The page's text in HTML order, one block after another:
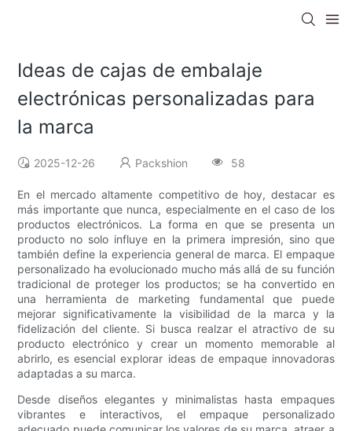
Ideas de cajas de embalaje
electrónicas personalizadas para
la marca
2025-12-26 Packshion 58
En el mercado altamente competitivo de hoy, destacar es
más importante que nunca, especialmente en el caso de los
productos electrónicos. La forma en que se presenta un
producto no solo influye en la primera impresión, sino que
también define la experiencia general de marca. El empaque
personalizado ha evolucionado mucho más allá de su función
tradicional de proteger los productos; se ha convertido en
una herramienta de marketing fundamental que puede
mejorar significativamente la visibilidad de la marca y la
fidelización del cliente. Si busca realzar el atractivo de su
producto electrónico y crear un momento memorable al
abrirlo, es esencial explorar ideas de empaque innovadoras
adaptadas a su marca.
Desde diseños elegantes y minimalistas hasta empaques
vibrantes e interactivos, el empaque personalizado